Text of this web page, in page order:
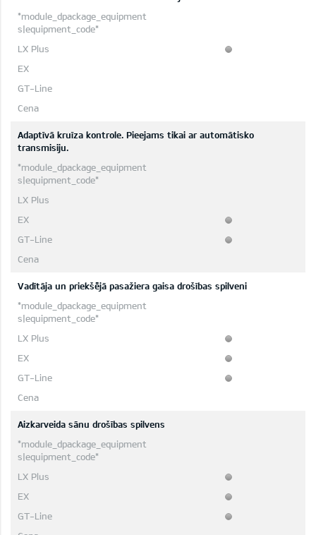
Adaptīvā kruīza kontrole. Pieejams tikai ar automātisko
transmisiju.
Vadītāja un priekšējā pasažiera gaisa drošības spilveni
Aizkarveida sānu drošības spilvens